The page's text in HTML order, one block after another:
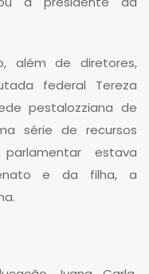
além de diretores,
federal Tereza
pestalozziana de
série de recursos
estava
e da filha, a